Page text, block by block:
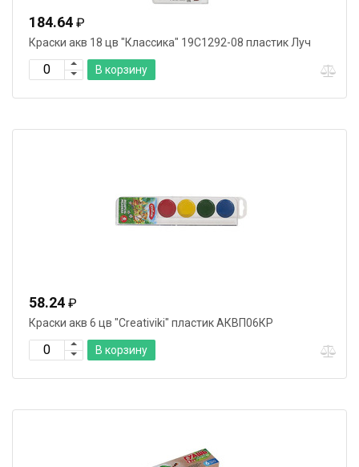
184.64 ₽
Краски акв 18 цв "Классика" 19С1292-08 пластик Луч
В корзину
58.24 ₽
Краски акв 6 цв "Creativiki" пластик АКВП06КР
В корзину